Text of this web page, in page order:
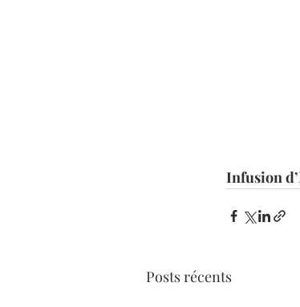
Infusion
Posts récents